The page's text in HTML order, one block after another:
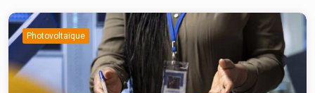
Photovoltaïque